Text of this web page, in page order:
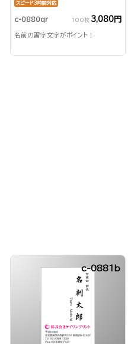
スピード3時間対応
c-0880qr 100枚 3,080円
名前の習字文字がポイント！
c-0881b